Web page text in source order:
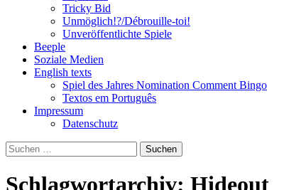
Tricky Bid
Unmöglich!?/Débrouille-toi!
Unveröffentlichte Spiele
Beeple
Soziale Medien
English texts
Spiel des Jahres Nomination Comment Bingo
Textos em Português
Impressum
Datenschutz
Suchen
nach:
Schlagwortarchiv: Hideout